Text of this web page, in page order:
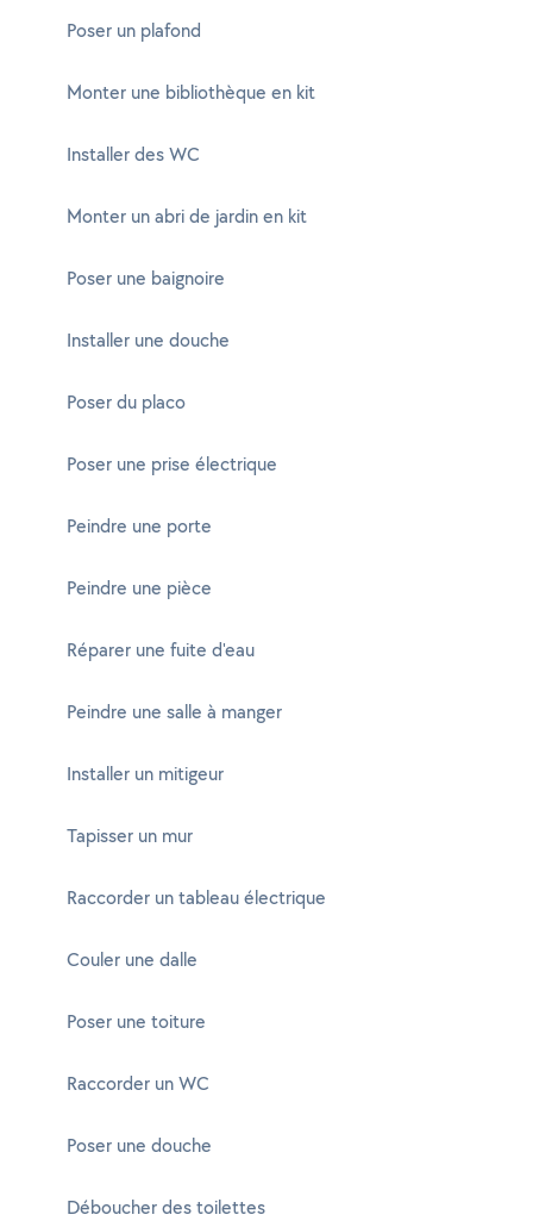
Poser un plafond
Monter une bibliothèque en kit
Installer des WC
Monter un abri de jardin en kit
Poser une baignoire
Installer une douche
Poser du placo
Poser une prise électrique
Peindre une porte
Peindre une pièce
Réparer une fuite d'eau
Peindre une salle à manger
Installer un mitigeur
Tapisser un mur
Raccorder un tableau électrique
Couler une dalle
Poser une toiture
Raccorder un WC
Poser une douche
Déboucher des toilettes